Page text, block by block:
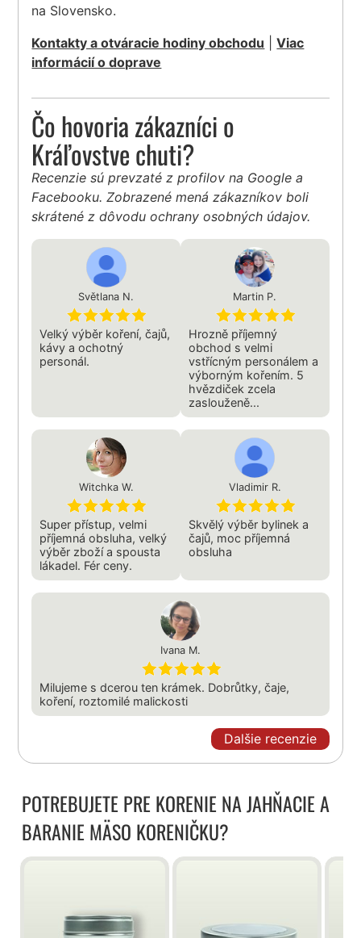
na Slovensko.
Kontakty a otváracie hodiny obchodu |Viac
informácií o doprave
Čo hovoria zákazníci o
Kráľovstve chuti?
Recenzie sú prevzaté z profilov na Google a
Facebooku. Zobrazené mená zákazníkov boli
skrátené z dôvodu ochrany osobných údajov.
Světlana N.
Velký výběr koření, čajů,
kávy a ochotný
personál.
Martin P.
Hrozně příjemný
obchod s velmi
vstřícným personálem a
výborným kořením. 5
hvězdiček zcela
zaslouženě...
Witchka W.
Super přístup, velmi
příjemná obsluha, velký
výběr zboží a spousta
lákadel. Fér ceny.
Vladimir R.
Skvělý výběr bylinek a
čajů, moc příjemná
obsluha
Ivana M.
Milujeme s dcerou ten krámek. Dobrůtky, čaje,
koření, roztomilé malickosti
Dalšie recenzie
POTREBUJETE PRE KORENIE NA JAHŇACIE A
BARANIE MÄSO KORENIČKU?